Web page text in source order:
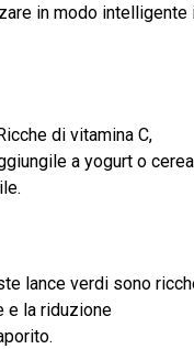
in modo intelligente
di vitamina C,
a yogurt o
lance verdi sono
e la riduzione